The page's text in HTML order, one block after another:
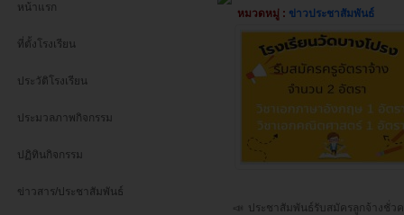
หน้าแรก
ที่ตั้งโรงเรียน
ประวัติโรงเรียน
ประมวลภาพกิจกรรม
ปฏิทินกิจกรรม
ข่าวสาร/ประชาสัมพันธ์
หมวดหมู่ : ข่าวประชาสัมพันธ์
ประชาสัมพันธ์รับสมัครลูกจ้างชั่ว